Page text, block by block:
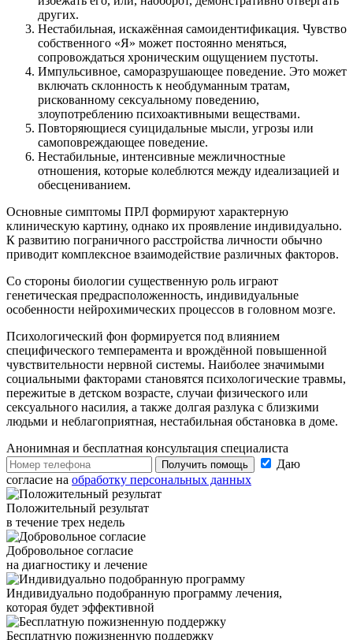
других.
Нестабильная, искажённая самоидентификация. Чувство
собственного «Я» может постоянно меняться,
сопровождаться хроническим ощущением пустоты.
Импульсивное, саморазрушающее поведение. Это может
включать склонность к необдуманным тратам,
рискованному сексуальному поведению,
злоупотреблению психоактивными веществами.
Повторяющиеся суицидальные мысли, угрозы или
самоповреждающее поведение.
Нестабильные, интенсивные межличностные
отношения, которые колеблются между идеализацией и
обесцениванием.
Основные симптомы ПРЛ формируют характерную
клиническую картину, однако их проявление индивидуально.
К развитию пограничного расстройства личности обычно
приводит комплексное взаимодействие различных факторов.
Со стороны биологии существенную роль играют
генетическая предрасположенность, индивидуальные
особенности нейрохимических процессов в головном мозге.
Психологический фон формируется под влиянием
специфического темперамента и врождённой повышенной
чувствительности нервной системы. Наиболее значимыми
социальными факторами становятся психологические травмы,
пережитые в детском возрасте, случаи физического или
сексуального насилия, а также долгая разлука с близкими
людьми и неблагоприятная, нестабильная обстановка в доме.
Анонимная и бесплатная консультация специалиста
Получить помощь
Даю
согласие на обработку персональных данных
Положительный результат
в течение трех недель
Добровольное согласие
на диагностику и лечение
Индивидуально подобранную программу лечения,
которая будет эффективной
Бесплатную пожизненную поддержку